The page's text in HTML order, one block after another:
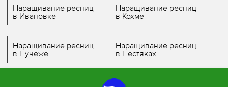
Наращивание ресниц
в Ивановке
Наращивание ресниц
в Кохме
Наращивание ресниц
в Пучеже
Наращивание ресниц
в Пестяках